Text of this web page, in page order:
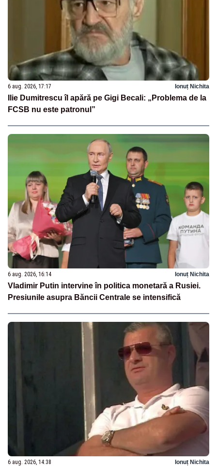
6 aug. 2026, 17:17 Ionuț Nichita
Ilie Dumitrescu îl apără pe Gigi Becali: „Problema de la
FCSB nu este patronul”
6 aug. 2026, 16:14 Ionuț Nichita
Vladimir Putin intervine în politica monetară a Rusiei.
Presiunile asupra Băncii Centrale se intensifică
6 aug. 2026, 14:38 Ionuț Nichita